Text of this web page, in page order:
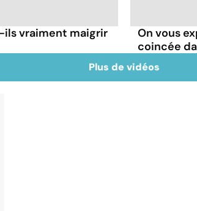
vraiment maigrir
On vous
coincée
Plus de vidéos